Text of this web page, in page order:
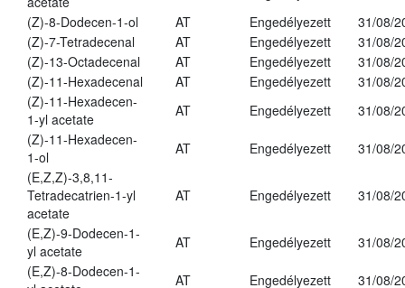
(Z)-8-Dodecen-1-ol
AT Engedélyezett
31/08/
(Z)-7-Tetradecenal
AT Engedélyezett
31/08/
(Z)-13-Octadecenal
AT Engedélyezett
31/08/
(Z)-11-Hexadecenal
AT Engedélyezett
31/08/
(Z)-11-Hexadecen-
1-yl acetate
AT Engedélyezett
31/08/
(Z)-11-Hexadecen-
1-ol
AT Engedélyezett
31/08/
(E,Z,Z)-3,8,11-
Tetradecatrien-1-yl
acetate
AT Engedélyezett 31/08/
(E,Z)-9-Dodecen-1-
yl acetate
AT Engedélyezett
31/08/
(E,Z)-8-Dodecen-1-
AT Engedélyezett
31/08/